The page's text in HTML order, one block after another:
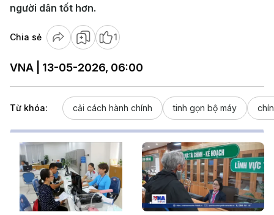
người dân tốt hơn.
Chia sẻ 1
VNA | 13-05-2026, 06:00
Từ khóa: cải cách hành chính tinh gọn bộ máy